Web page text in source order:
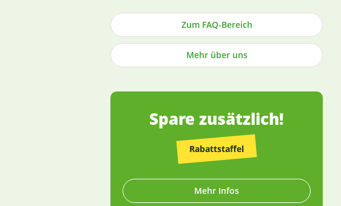
sein, einen Großteil der Rohstoffe in unabhängigen
Laboren in Deutschland und weisen dies durch die
Veröffentlichung entsprechender Zertifikate nach
(im Regelfall direkt an der Produktbeschreibung).
Die Herstellung von Kapseln und Tabletten sowie
Deutschland (die wenigen Ausnahmen sind
Zum FAQ-Bereich
Mehr über uns
Spare zusätzlich!
Rabattstaffel
Mehr Infos